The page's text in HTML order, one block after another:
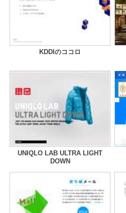
KDDIのココロ
UNIQLO LAB ULTRA LIGHT
DOWN